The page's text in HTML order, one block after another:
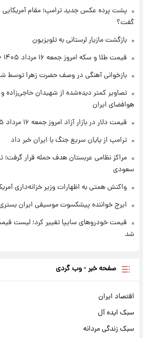
جزئیات فعال‌سازی
شد+فیلم
۱ روز پیش
تغییر تند قیمت
امروز پنجشنبه ۱۵ مرداد ۱۴۰۵ +جدول
قیمت طلا و سکه امروز پنجشنبه
پشت پرده عکس جدید ترامپ؛ مقام آمریکایی
گفت؟
بازگشت مازیار لرستانی به تلویزیون
قیمت طلا و سکه امروز جمعه ۱۶ مرداد ۱۴۰۵ +جدول
بازخوانی آهنگی در وصف حضرت زهرا توسط
تصاویر کمتر دیده‌شده از شهیدان حاجی‌زاده و
هوافضای ایران
قیمت دلار در بازار آزاد امروز جمعه ۱۶ مرداد ۱۴۰۵
ترامپ از پایان سریع جنگ با ایران خبر داد
مراکز نظامی عربستان هدف حمله قرار گرفت؛
سعودی
واکنش همتی به اظهارات وزیر خزانه‌داری
ایرج خواننده پیشکسوت موسیقی ایران
شد
صفحه خبر - وب گردی
اقتصاد ایران
سبک ایده آل
سبک زندگی مردانه